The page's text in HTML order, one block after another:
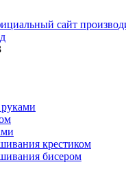
сайт
крестиком
бисером